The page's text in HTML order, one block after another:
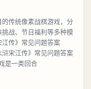
的传统像素战棋游戏，分
战、节日福利等多种模
传》常见问题答案
宋江传》常见问题答案
是一类回合